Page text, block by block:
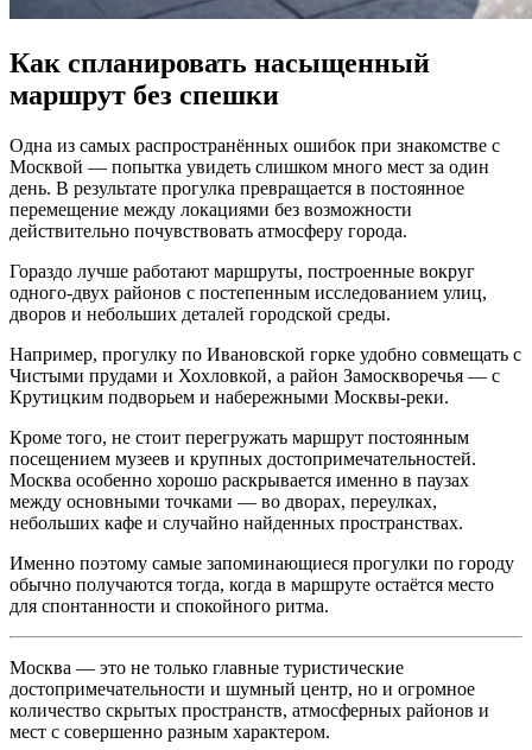
Как спланировать насыщенный
маршрут без спешки
Одна из самых распространённых ошибок при знакомстве с
Москвой — попытка увидеть слишком много мест за один
день. В результате прогулка превращается в постоянное
перемещение между локациями без возможности
действительно почувствовать атмосферу города.
Гораздо лучше работают маршруты, построенные вокруг
одного-двух районов с постепенным исследованием улиц,
дворов и небольших деталей городской среды.
Например, прогулку по Ивановской горке удобно совмещать с
Чистыми прудами и Хохловкой, а район Замоскворечья — с
Крутицким подворьем и набережными Москвы-реки.
Кроме того, не стоит перегружать маршрут постоянным
посещением музеев и крупных достопримечательностей.
Москва особенно хорошо раскрывается именно в паузах
между основными точками — во дворах, переулках,
небольших кафе и случайно найденных пространствах.
Именно поэтому самые запоминающиеся прогулки по городу
обычно получаются тогда, когда в маршруте остаётся место
для спонтанности и спокойного ритма.
Москва — это не только главные туристические
достопримечательности и шумный центр, но и огромное
количество скрытых пространств, атмосферных районов и
мест с совершенно разным характером.